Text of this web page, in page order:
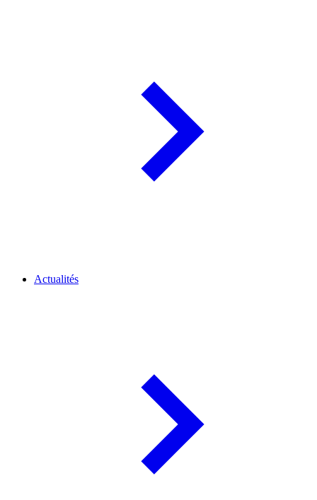
Actualités